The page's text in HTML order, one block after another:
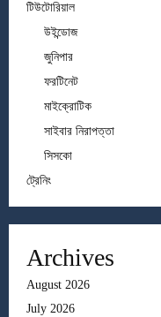
টিউটোরিয়াল
উইন্ডোজ
জুনিপার
ফরটিনেট
মাইক্রোটিক
সাইবার নিরাপত্তা
সিসকো
ট্রেনিং
Archives
August 2026
July 2026